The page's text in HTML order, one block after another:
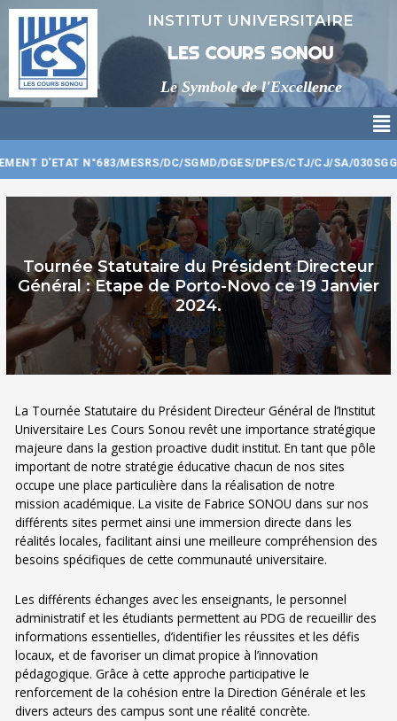
Aller
contenu
INSTITUT UNIVERSITAIRE
LES COURS SONOU
Le Symbole de l'Excellence
N°683/MESRS/DC/SGMD/DGES/DPES/CTJ/CJ/SA/030SGG20 |
Tournée Statutaire du Président Directeur
Général : Etape de Porto-Novo ce 19 Janvier
2024.​
La Tournée Statutaire du Président Directeur Général de l’Institut
Universitaire Les Cours Sonou revêt une importance stratégique
majeure dans la gestion proactive dudit institut. En tant que pôle
important de notre stratégie éducative chacun de nos sites
occupe une place particulière dans la réalisation de notre
mission académique. La visite de Fabrice SONOU dans sur nos
différents sites permet ainsi une immersion directe dans les
réalités locales, facilitant ainsi une meilleure compréhension des
besoins spécifiques de cette communauté universitaire.
Les différents échanges avec les enseignants, le personnel
administratif et les étudiants permettent au PDG de recueillir des
informations essentielles, d’identifier les réussites et les défis
locaux, et de favoriser un climat propice à l’innovation
pédagogique. Grâce à cette approche participative le
renforcement de la cohésion entre la Direction Générale et les
divers acteurs des campus sont une réalité concrète.